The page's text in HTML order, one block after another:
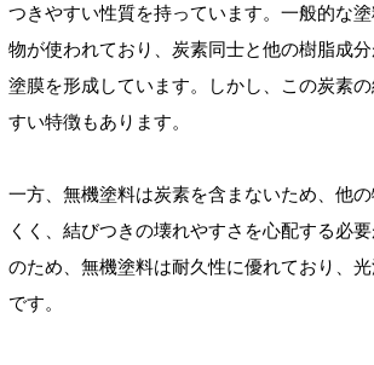
つきやすい性質を持っています。一般的な
物が使われており、炭素同士と他の樹脂成
塗膜を形成しています。しかし、この炭素
すい特徴もあります。
一方、無機塗料は炭素を含まないため、他
くく、結びつきの壊れやすさを心配する必
のため、無機塗料は耐久性に優れており、
です。